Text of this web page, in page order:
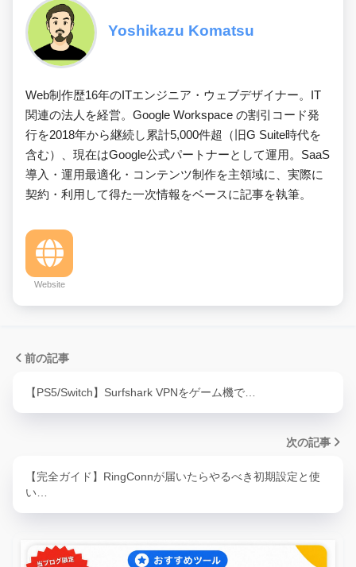
Yoshikazu Komatsu
Web制作歴16年のITエンジニア・ウェブデザイナー。IT
関連の法人を経営。Google Workspace の割引コード発
行を2018年から継続し累計5,000件超（旧G Suite時代を
含む）、現在はGoogle公式パートナーとして運用。SaaS
導入・運用最適化・コンテンツ制作を主領域に、実際に
契約・利用して得た一次情報をベースに記事を執筆。
Website
前の記事
【PS5/Switch】Surfshark VPNをゲーム機で…
次の記事
【完全ガイド】RingConnが届いたらやるべき初期設定と使
い…